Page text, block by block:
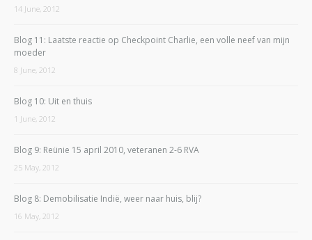
14 June, 2012
Blog 11: Laatste reactie op Checkpoint Charlie, een volle neef van mijn
moeder
8 June, 2012
Blog 10: Uit en thuis
1 June, 2012
Blog 9: Reünie 15 april 2010, veteranen 2-6 RVA
25 May, 2012
Blog 8: Demobilisatie Indië, weer naar huis, blij?
16 May, 2012